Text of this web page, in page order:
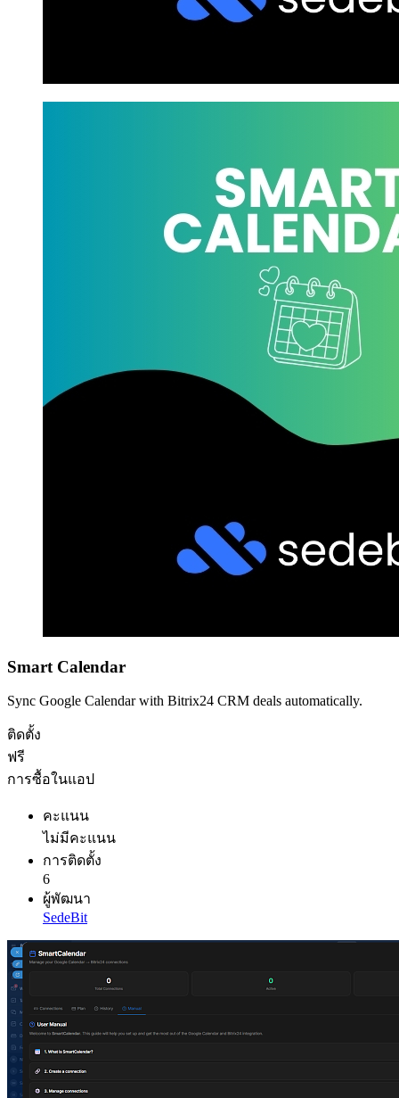
Smart Calendar
Sync Google Calendar with Bitrix24 CRM deals automatically.
ติดตั้ง
ฟรี
การซื้อในแอป
คะแนน
ไม่มีคะแนน
การติดตั้ง
6
ผู้พัฒนา
SedeBit